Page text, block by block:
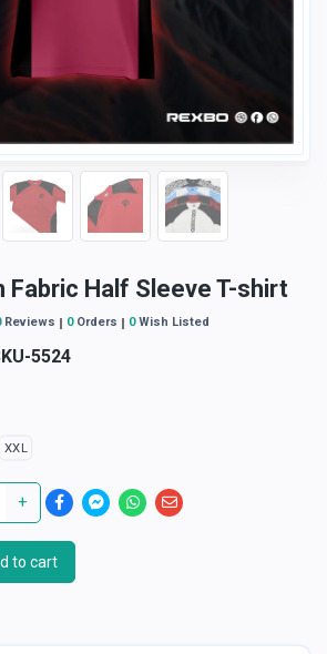
Fabric Half Sleeve T-shirt
Reviews 0Orders 0Wish Listed
5524
XXL
+
to cart